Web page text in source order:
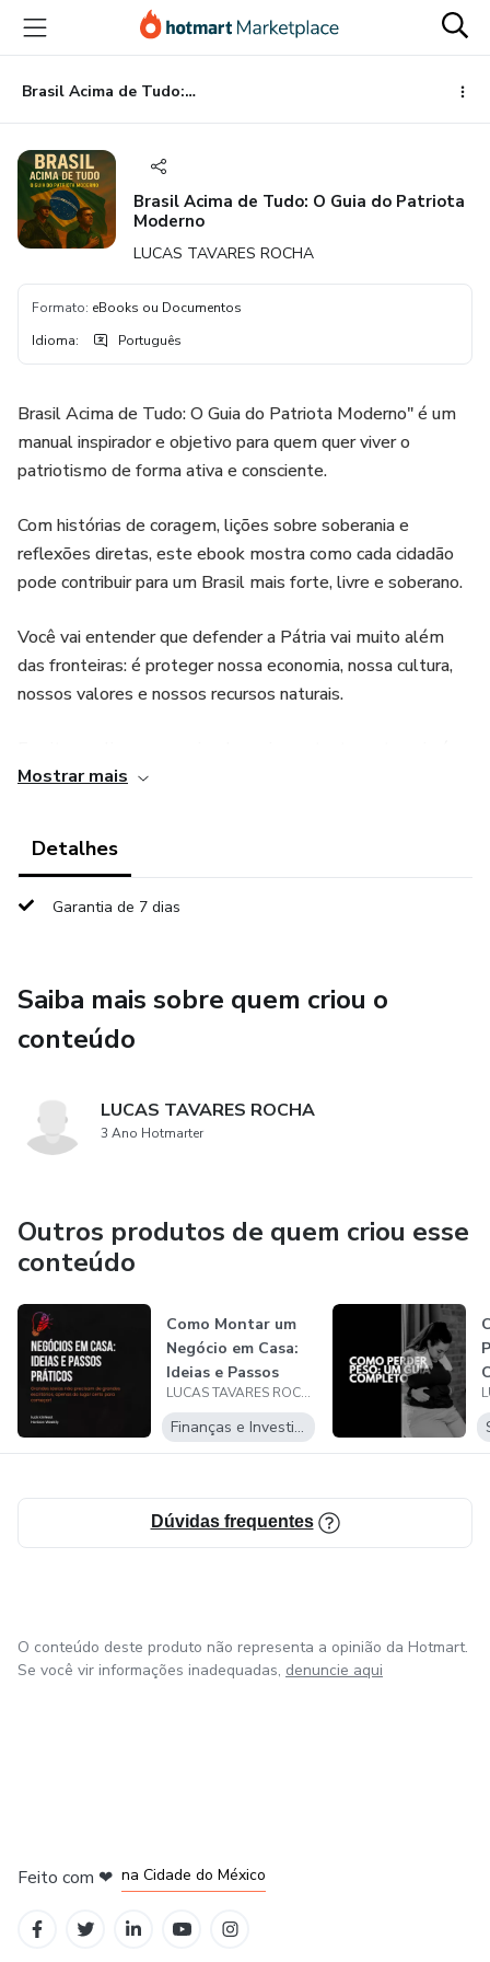
para
conteúdo
principal
para
pagamento
para
rodapé
Brasil Acima de Tudo: O Guia do Patriota Moderno
Brasil Acima de Tudo: O Guia do Patriota
Moderno
LUCAS TAVARES ROCHA
Formato: eBooks ou Documentos
Idioma: Português
Brasil Acima de Tudo: O Guia do Patriota Moderno" é um
manual inspirador e objetivo para quem quer viver o
patriotismo de forma ativa e consciente.
Com histórias de coragem, lições sobre soberania e
reflexões diretas, este ebook mostra como cada cidadão
pode contribuir para um Brasil mais forte, livre e soberano.
Você vai entender que defender a Pátria vai muito além
das fronteiras: é proteger nossa economia, nossa cultura,
nossos valores e nossos recursos naturais.
ideal para quem ama o Brasil e acredita que o futuro da
Este não é um livro de política partidária — é um chamado
nossa identidade.
✅ Inspiração para viver o patriotismo todos os dias
✅ As ameaças reais à soberania nacional
"Brasil acima de tudo. O cidadão acima de todos."
Mostrar mais
Detalhes
Garantia de 7 dias
Saiba mais sobre quem criou o
conteúdo
LUCAS TAVARES ROCHA
3 Ano Hotmarter
Outros produtos de quem criou esse
conteúdo
Como Montar um
Negócio em Casa:
Ideias e Passos
Práticos
LUCAS TAVARES ROCHA
Finanças e Investimentos
Dúvidas frequentes
O conteúdo deste produto não representa a opinião da Hotmart.
Se você vir informações inadequadas, denuncie aqui
Feito com ❤ na Cidade do México